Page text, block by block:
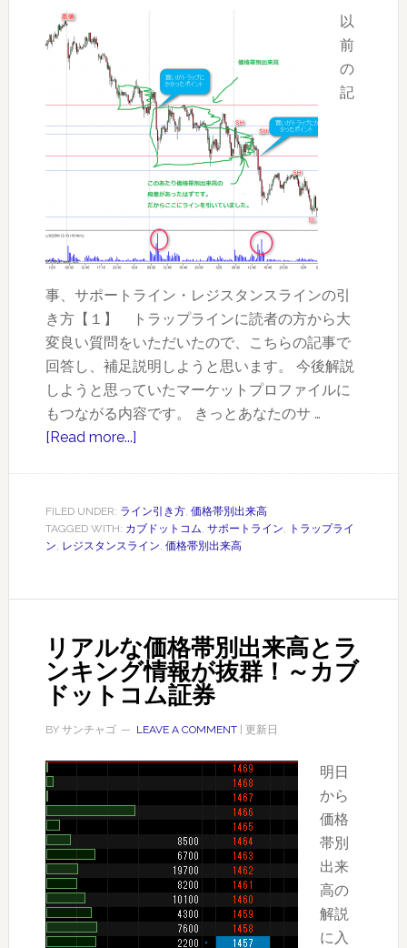
～
ブ
ド
ッ
ト
コ
ム
の
回
数
ラ
ン
キ
ン
ち
ば
以
前
の
記
事、サポートライン・レジスタンスラインの引
き方【１】 トラップラインに読者の方から大
変良い質問をいただいたので、こちらの記事で
回答し、補足説明しようと思います。 今後解説
しようと思っていたマーケットプロファイルに
もつながる内容です。 きっとあなたのサ …
[Read more...]
ッ
プ
ラ
ン
引
き
方
編】
FILED UNDER: ライン引き方, 価格帯別出来高
TAGGED WITH: カブドットコム, サポートライン, トラップライ
ン, レジスタンスライン, 価格帯別出来高
リアルな価格帯別出来高とラ
ンキング情報が抜群！～カブ
ドットコム証券
BY サンチャゴ LEAVE A COMMENT| 更新日
明日
から
価格
帯別
出来
高の
解説
に入